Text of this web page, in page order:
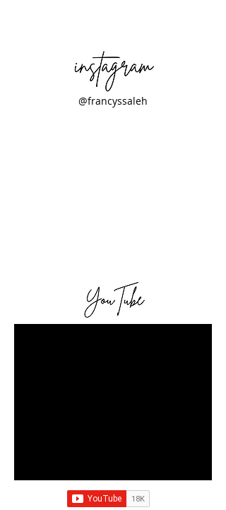
@francyssaleh